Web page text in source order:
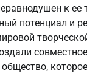
к ее
потенциал и
совместное